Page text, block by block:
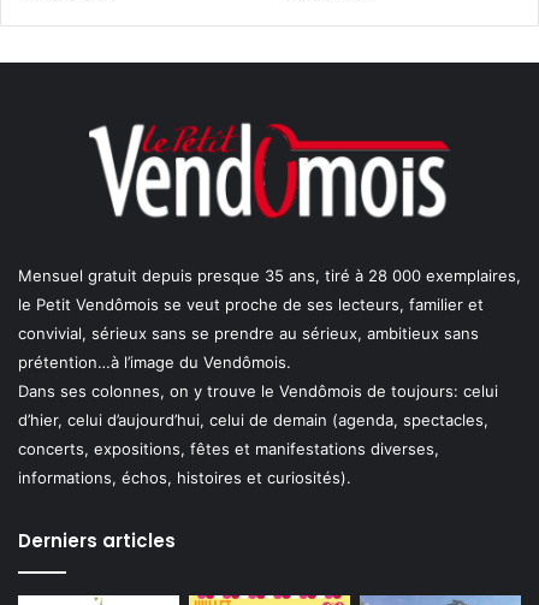
Mensuel gratuit depuis presque 35 ans, tiré à 28 000 exemplaires,
le Petit Vendômois se veut proche de ses lecteurs, familier et
convivial, sérieux sans se prendre au sérieux, ambitieux sans
prétention…à l’image du Vendômois.
Dans ses colonnes, on y trouve le Vendômois de toujours: celui
d’hier, celui d’aujourd’hui, celui de demain (agenda, spectacles,
concerts, expositions, fêtes et manifestations diverses,
informations, échos, histoires et curiosités).
Derniers articles